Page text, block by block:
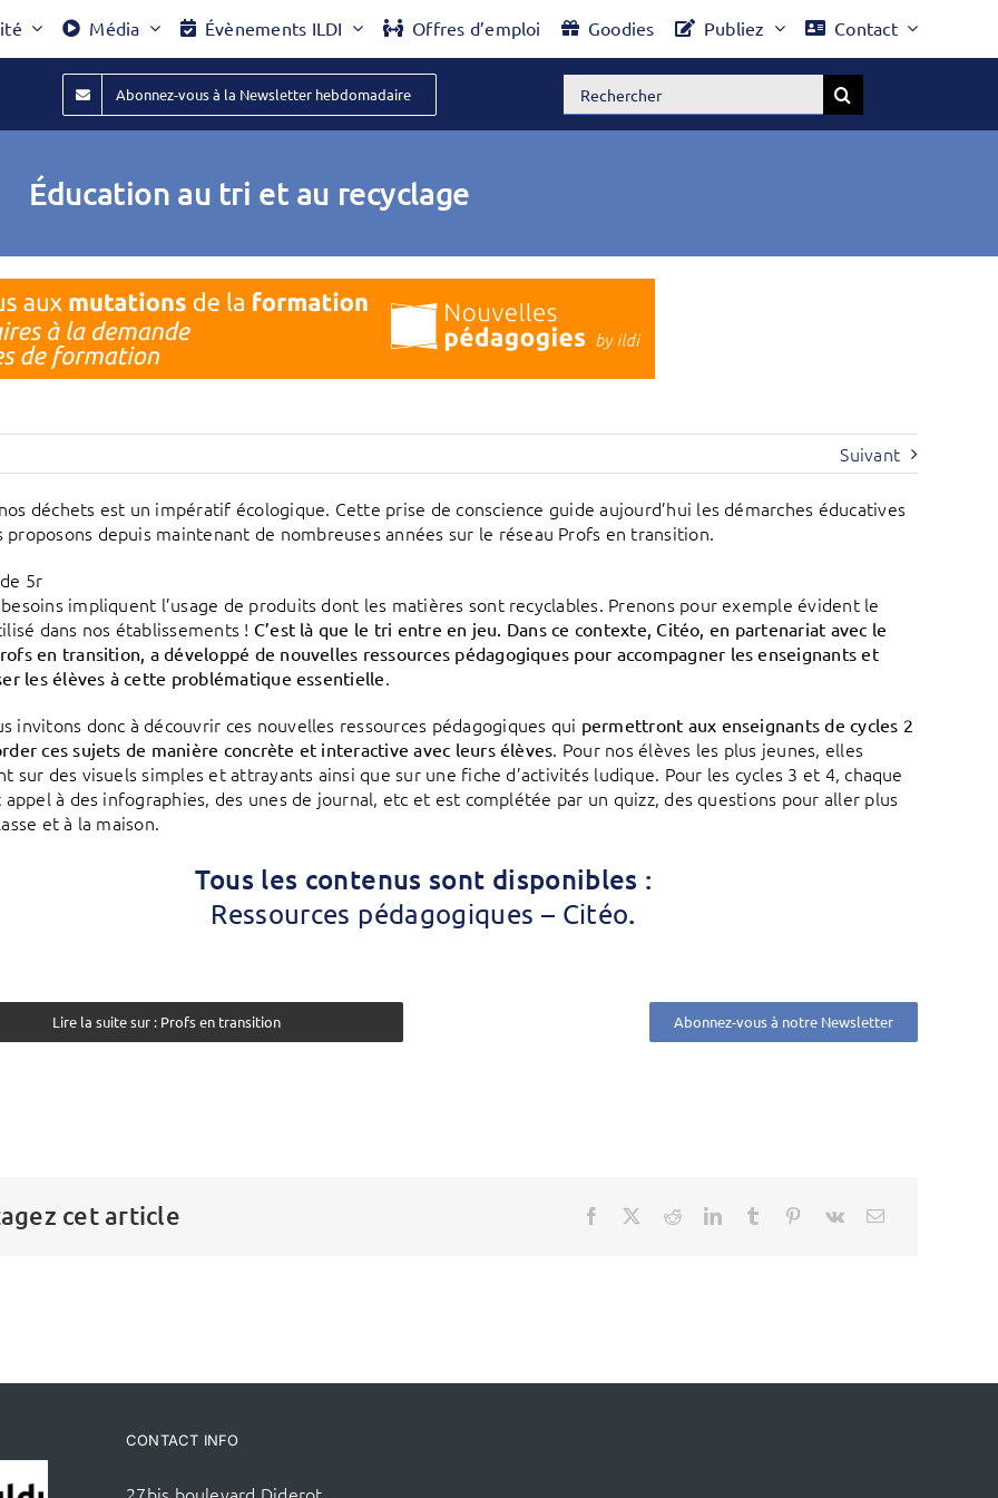
Média Évènements ILDI Offres d’emploi Goodies Publiez Contact
Abonnez-vous à la Newsletter hebdomadaire Rechercher:
Éducation au tri et au recyclage
Suivant
déchets est un impératif écologique. Cette prise de conscience guide aujourd’hui les démarches éducatives
proposons depuis maintenant de nombreuses années sur le réseau Profs en transition.
impliquent l’usage de produits dont les matières sont recyclables. Prenons pour exemple évident le
dans nos établissements ! C’est là que le tri entre en jeu. Dans ce contexte, Citéo, en partenariat avec le
en transition, a développé de nouvelles ressources pédagogiques pour accompagner les enseignants et
les élèves à cette problématique essentielle.
invitons donc à découvrir ces nouvelles ressources pédagogiques qui permettront aux enseignants de cycles 2
ces sujets de manière concrète et interactive avec leurs élèves. Pour nos élèves les plus jeunes, elles
sur des visuels simples et attrayants ainsi que sur une fiche d’activités ludique. Pour les cycles 3 et 4, chaque
à des infographies, des unes de journal, etc et est complétée par un quizz, des questions pour aller plus
et à la maison.
Tous les contenus sont disponibles :
Ressources pédagogiques – Citéo.
Lire la suite sur : Profs en transition Abonnez-vous à notre Newsletter
cet article
CONTACT INFO
27bis boulevard Diderot